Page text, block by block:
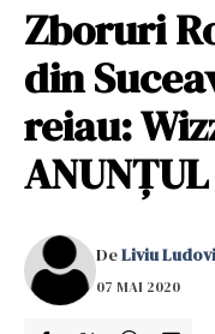
Zboruri
din
reiau:
ANUNȚUL
DeLiviu
07 MAI 2020